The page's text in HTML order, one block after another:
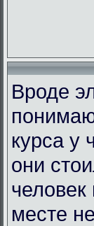
Вроде
курса у
они
месте